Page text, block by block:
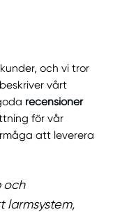
och vi tror
vårt
recensioner
för vår
att leverera
och
larmsystem,